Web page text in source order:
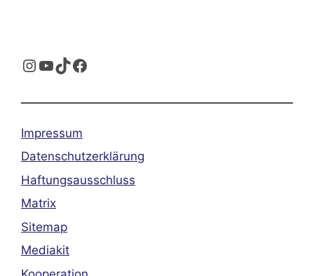
Instagram
YouTube
TikTok
Facebook
Impressum
Datenschutzerklärung
Haftungsausschluss
Matrix
Sitemap
Mediakit